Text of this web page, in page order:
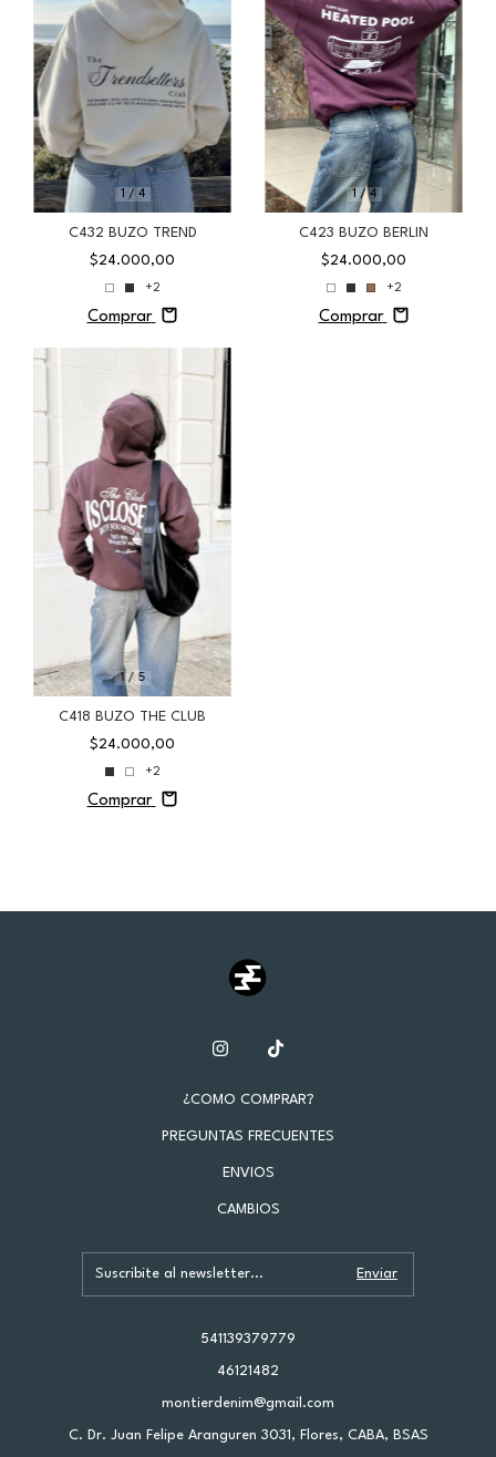
1 / 4
C432 BUZO TREND
$24.000,00
+2
Comprar
1 /4
C423 BUZO BERLIN
$24.000,00
+2
Comprar
1/ 5
C418 BUZO THE CLUB
$24.000,00
+2
Comprar
¿COMO COMPRAR?
PREGUNTAS FRECUENTES
ENVIOS
CAMBIOS
541139379779
46121482
montierdenim@gmail.com
C. Dr. Juan Felipe Aranguren 3031, Flores, CABA, BSAS